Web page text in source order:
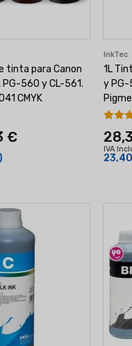
tinta para Canon
PG-560 y CL-561.
CMYK
€
InkTec
1L
y PG-
IVA